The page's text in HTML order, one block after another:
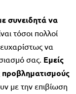
συνειδητά να
τόσοι πολλοί
να
σας. Εμείς
με την επιβίωση